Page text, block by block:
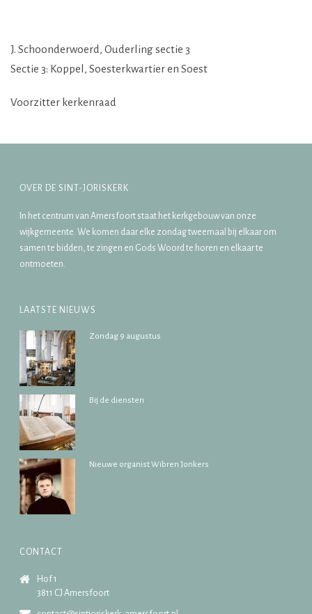
J. Schoonderwoerd, Ouderling sectie 3
Sectie 3: Koppel, Soesterkwartier en Soest
Voorzitter kerkenraad
OVER DE SINT-JORISKERK
In het centrum van Amersfoort staat het kerkgebouw van onze
wijkgemeente. We komen daar elke zondag tweemaal bij elkaar om
samen te bidden, te zingen en Gods Woord te horen en elkaar te
ontmoeten.
LAATSTE NIEUWS
Zondag 9 augustus
Bij de diensten
Nieuwe organist Wibren Jonkers
CONTACT
Hof 1
3811 CJ Amersfoort